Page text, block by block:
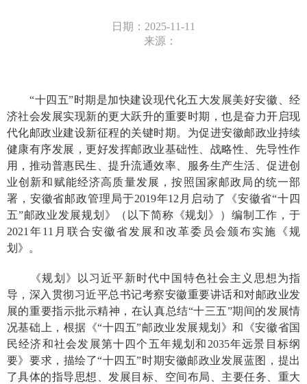
日期：2025-11-11
来源：
“十四五”时期是加快建设现代化五大发展美好安徽、经
济社会发展实现新的更大跃升的重要时期，也是奋力开启现
代化邮政业建设新征程的关键时期。为促进安徽邮政业持续
健康有序发展，更好发挥邮政业基础性、战略性、先导性作
用，推动普惠民生、提升流通效率、服务生产生活、促进创
业创新和赋能经济高质量发展，按照国家邮政局的统一部
署，安徽省邮政管理局于2019年12月启动了《安徽省“十四
五”邮政业发展规划》（以下简称《规划》）编制工作，于
2021年11 月联合安徽省发展和改革委员会颁布实施《规
划》。
《规划》以习近平新时代中国特色社会主义思想为指
导，深入贯彻习近平总书记考察安徽重要讲话和对邮政业发
展的重要指示批示精神， 在认真总结“十三五”期间的发展情
况基础上， 根据《“十四五”邮政业发展规划》和《安徽省国
民经济和社会发展第十四个五年规划和 2035年远景目标纲
要》要求，描绘了“十四五”时期安徽邮政业发展蓝图，提出
了具体的指导思想、发展目标、空间布局、主要任务、重大